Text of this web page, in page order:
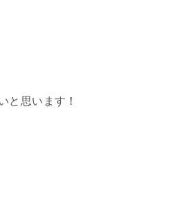
と思います！